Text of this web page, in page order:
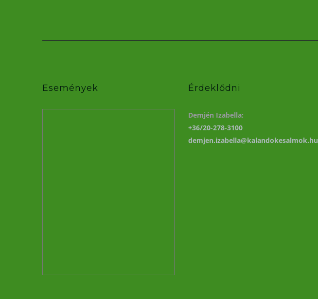
Események Érdeklődni
Demjén Izabella:
+36/20-278-3100
demjen.izabella@kalandokesalmok.hu